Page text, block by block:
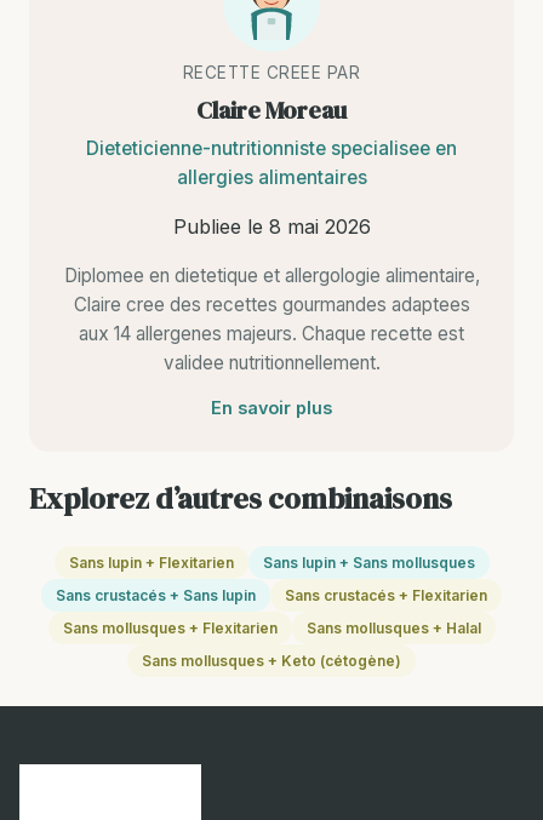
RECETTE CREEE PAR
Claire Moreau
Dieteticienne-nutritionniste specialisee en
allergies alimentaires
Publiee le 8 mai 2026
Diplomee en dietetique et allergologie alimentaire,
Claire cree des recettes gourmandes adaptees
aux 14 allergenes majeurs. Chaque recette est
validee nutritionnellement.
En savoir plus
Explorez d’autres combinaisons
Sans lupin + Flexitarien
Sans lupin + Sans mollusques
Sans crustacés + Sans lupin
Sans crustacés + Flexitarien
Sans mollusques + Flexitarien
Sans mollusques + Halal
Sans mollusques + Keto (cétogène)